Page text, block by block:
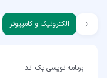
الکترونیک و کامپیوتر
برنامه نویسی بک اند